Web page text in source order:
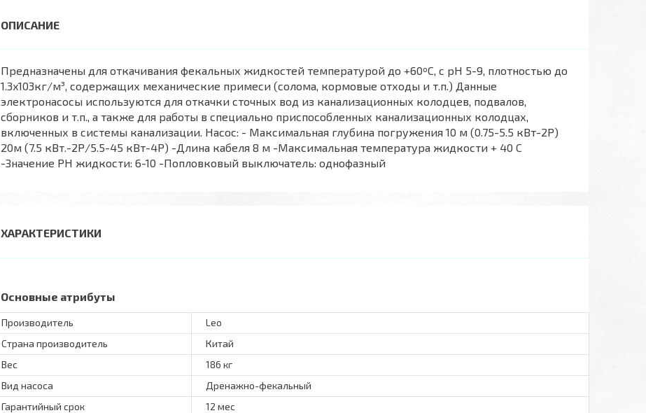
Предназначены для откачивания фекальных жидкостей температурой до +60ºС, с рН 5-9, плотностью до
1.3x103кг/м³, содержащих механические примеси (солома, кормовые отходы и т.п.) Данные
электронасосы используются для откачки сточных вод из канализационных колодцев, подвалов,
сборников и т.п., а также для работы в специально приспособленных канализационных колодцах,
включенных в системы канализации. Насос: - Максимальная глубина погружения 10 м (0.75-5.5 кВт-2Р)
20м (7.5 кВт.-2Р/5.5-45 кВт-4Р) -Длина кабеля 8 м -Максимальная температура жидкости + 40 С
-Значение РН жидкости: 6-10 -Попловковый выключатель: однофазный
ХАРАКТЕРИСТИКИ
Основные атрибуты
Производитель
Leo
Страна производитель
Китай
Вес
186 кг
Вид насоса
Дренажно-фекальный
Гарантийный срок
12 мес